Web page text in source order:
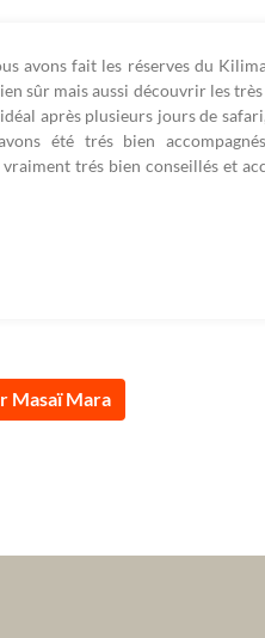
avons fait les réserves du
sûr mais aussi découvrir les très
après plusieurs jours de
été trés bien
trés bien conseillés et
Masaï Mara